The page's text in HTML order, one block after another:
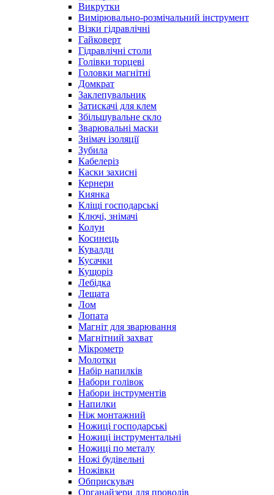
Викрутки
Вимірювально-розмічальний інструмент
Візки гідравлічні
Гайковерт
Гідравлічні столи
Голівки торцеві
Головки магнітні
Домкрат
Заклепувальник
Затискачі для клем
Збільшувальне скло
Зварювальні маски
Знімач ізоляції
Зубила
Кабелеріз
Каски захисні
Кернери
Киянка
Кліщі господарські
Ключі, знімачі
Колун
Косинець
Кувалди
Кусачки
Кущоріз
Лебідка
Лещата
Лом
Лопата
Магніт для зварювання
Магнітний захват
Мікрометр
Молотки
Набір напилків
Набори голівок
Набори інструментів
Напилки
Ніж монтажний
Ножиці господарські
Ножиці інструментальні
Ножиці по металу
Ножі будівельні
Ножівки
Обприскувач
Органайзери для проводів